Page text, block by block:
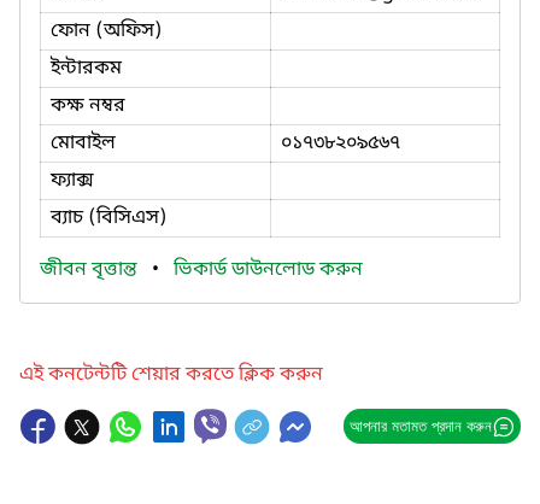
ফোন (অফিস)
ইন্টারকম
কক্ষ নম্বর
মোবাইল
০১৭৩৮২০৯৫৬৭
ফ্যাক্স
ব্যাচ (বিসিএস)
জীবন বৃত্তান্ত • ভিকার্ড ডাউনলোড করুন
এই কনটেন্টটি শেয়ার করতে ক্লিক করুন
আপনার মতামত প্রদান করুন